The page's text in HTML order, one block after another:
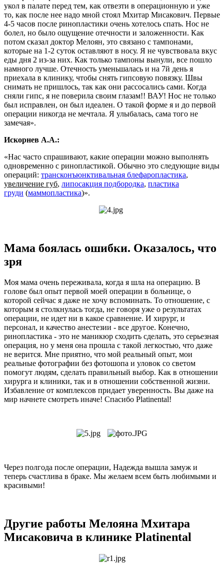
укол в палате перед тем, как отвезти в операционную и уже
то, как после нее надо мной стоял Мхитар Мисакович. Первые
4-5 часов после ринопластики очень хотелось спать. Нос не
болел, но было ощущение отечности и заложенности. Как
потом сказал доктор Мелоян, это связано с тампонами,
которые на 1-2 суток оставляют в носу. Я не чувствовала вкус
еды дня 2 из-за них. Как только тампоны вынули, все пошло
намного лучше. Отечность уменьшалась и на 7й день я
приехала в клинику, чтобы снять гипсовую повязку. Швы
снимать не пришлось, так как они рассосались сами. Когда
сняли гипс, я не поверила своим глазам!! ВАУ! Нос не только
был исправлен, он был идеален. О такой форме я и до первой
операции никогда не мечтала. Я улыбалась, сама того не
замечая».
Искорнев А.А.:
«Нас часто спрашивают, какие операции можно выполнять
одновременно с ринопластикой. Обычно это следующие виды
операций: трансконъюнктивальная блефаропластика,
увеличение губ, липосакция подбородка, пластика
груди (маммопластика)».
Мама боялась ошибки. Оказалось, что
зря
Моя мама очень переживала, когда я шла на операцию. В
голове был опыт первой моей операции в больнице, о
которой сейчас я даже не хочу вспоминать. То отношение, с
которым я столкнулась тогда, не говоря уже о результатах
операции, не идет ни в какое сравнение. И хирург, и
персонал, и качество анестезии - все другое. Конечно,
ринопластика - это не маникюр сходить сделать, это серьезная
операция, но у меня она прошла с такой легкостью, что даже
не верится. Мне приятно, что мой реальный опыт, мои
реальные фотографии без фотошопа и уловок со светом
помогут людям, сделать правильный выбор. Как в отношении
хирурга и клиники, так и в отношении собственной жизни.
Избавление от комплексов придает уверенность. Вы даже на
мир начнете смотреть иначе! Спасибо Platinental!
Через полгода после операции, Надежда вышла замуж и
теперь счастлива в браке. Мы желаем всем быть любимыми и
красивыми!
Другие работы Мелояна Мхитара
Мисаковича в клинике Platinental